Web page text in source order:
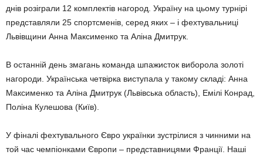
днів розіграли 12 комплектів нагород. Україну на цьому турнірі
представляли 25 спортсменів, серед яких – і фехтувальниці
Львівщини Анна Максименко та Аліна Дмитрук.
В останній день змагань команда шпажисток виборола золоті
нагороди. Українська четвірка виступала у такому складі: Анна
Максименко та Аліна Дмитрук (Львівська область), Емілі Конрад,
Поліна Кулешова (Київ).
У фіналі фехтувального Євро українки зустрілися з чинними на
той час чемпіонками Європи – представницями Франції. Наші